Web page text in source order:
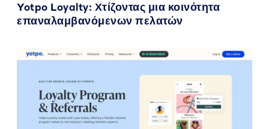
Yotpo Loyalty: Χτίζοντας μια κοινότητα
επαναλαμβανόμενων πελατών